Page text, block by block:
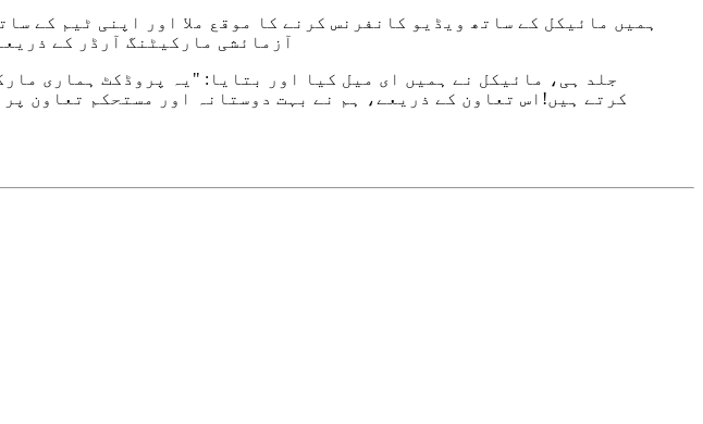
ہمیں مائیکل کے ساتھ ویڈیو کانفرنس کرنے کا موقع ملا اور اپنی ٹیم کے
آزمائشی مارکیٹنگ آرڈر کے
جلد ہی، مائیکل نے ہمیں ای میل کیا اور بتایا: "یہ پروڈکٹ ہماری
کرتے ہیں!اس تعاون کے ذریعے، ہم نے بہت دوستانہ اور مستحکم تعاون